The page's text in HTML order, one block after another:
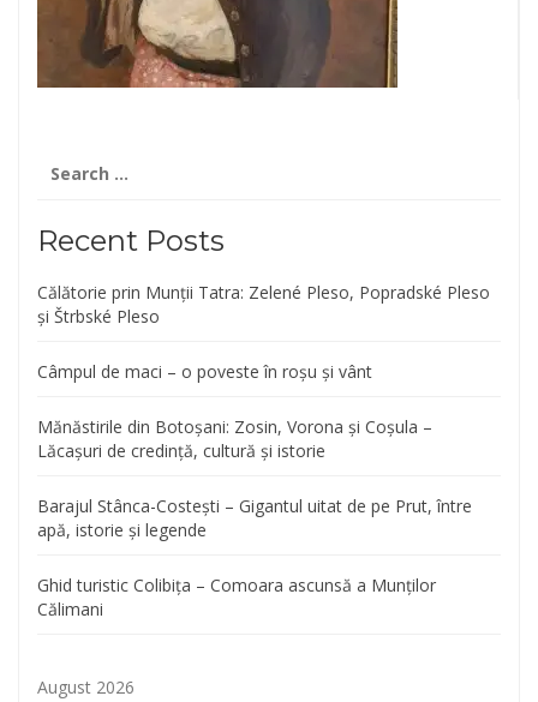
for:
Recent Posts
Călătorie prin Munții Tatra: Zelené Pleso, Popradské Pleso
și Štrbské Pleso
Câmpul de maci – o poveste în roșu și vânt
Mănăstirile din Botoșani: Zosin, Vorona și Coșula –
Lăcașuri de credință, cultură și istorie
Barajul Stânca-Costești – Gigantul uitat de pe Prut, între
apă, istorie și legende
Ghid turistic Colibița – Comoara ascunsă a Munților
Călimani
August 2026